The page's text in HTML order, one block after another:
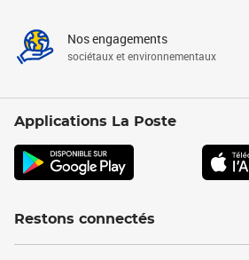
Nos engagements
sociétaux et environnementaux
Applications La Poste
Restons connectés